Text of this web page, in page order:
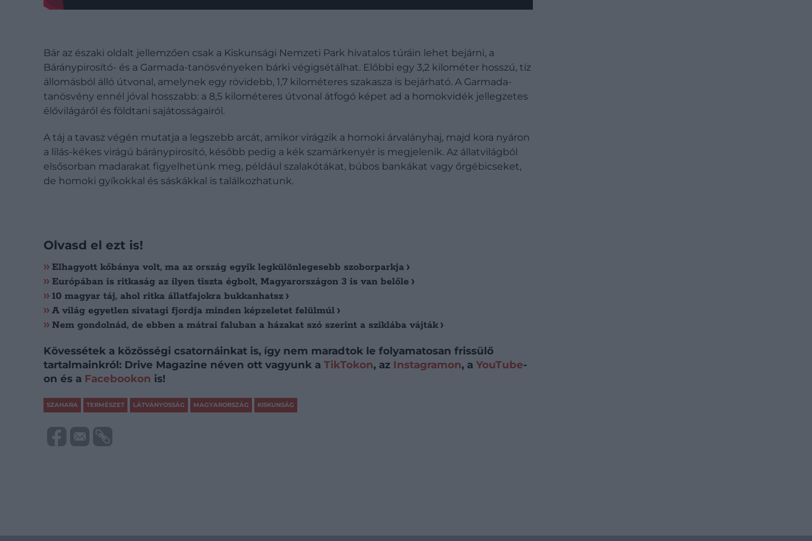
Bár az északi oldalt jellemzően csak a Kiskunsági Nemzeti Park hivatalos túráin lehet bejárni, a
Báránypirosító- és a Garmada-tanösvényeken bárki végigsétálhat. Előbbi egy 3,2 kilométer hosszú, tíz
állomásból álló útvonal, amelynek egy rövidebb, 1,7 kilométeres szakasza is bejárható. A Garmada-
tanösvény ennél jóval hosszabb: a 8,5 kilométeres útvonal átfogó képet ad a homokvidék jellegzetes
élővilágáról és földtani sajátosságairól.
A táj a tavasz végén mutatja a legszebb arcát, amikor virágzik a homoki árvalányhaj, majd kora nyáron
a lilás-kékes virágú báránypirosító, később pedig a kék szamárkenyér is megjelenik. Az állatvilágból
elsősorban madarakat figyelhetünk meg, például szalakótákat, búbos bankákat vagy őrgébicseket,
de homoki gyíkokkal és sáskákkal is találkozhatunk.
Olvasd el ezt is!
Elhagyott kőbánya volt, ma az ország egyik legkülönlegesebb szoborparkja
Európában is ritkaság az ilyen tiszta égbolt, Magyarországon 3 is van belőle
10 magyar táj, ahol ritka állatfajokra bukkanhatsz
A világ egyetlen sivatagi fjordja minden képzeletet felülmúl
Nem gondolnád, de ebben a mátrai faluban a házakat szó szerint a sziklába vájták
Kövessétek a közösségi csatornáinkat is, így nem maradtok le folyamatosan frissülő
tartalmainkról: Drive Magazine néven ott vagyunk a TikTokon, az Instagramon, a YouTube-
on és a Facebookon is!
SZAHARA TERMÉSZET LÁTVÁNYOSSÁG MAGYARORSZÁG KISKUNSÁG